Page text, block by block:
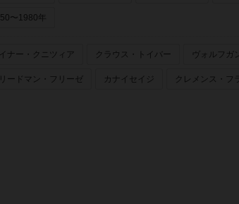
〜1980年
イナー・クニツィア クラウス・トイバー ヴォルフガ
ードマン・フリーゼ カナイセイジ クレメンス・フ